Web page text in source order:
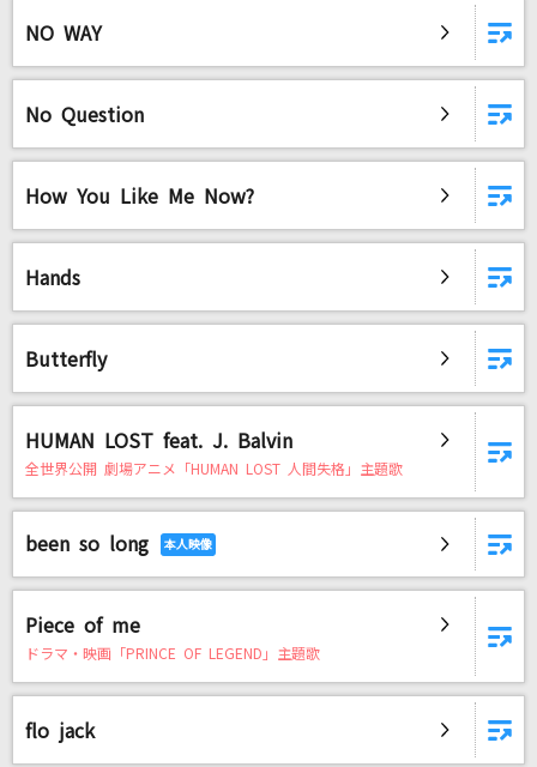
NO WAY
No Question
How You Like Me Now?
Hands
Butterfly
HUMAN LOST feat. J. Balvin
全世界公開 劇場アニメ「HUMAN LOST 人間失格」主題歌
been so long
Piece of me
ドラマ・映画「PRINCE OF LEGEND」主題歌
flo jack